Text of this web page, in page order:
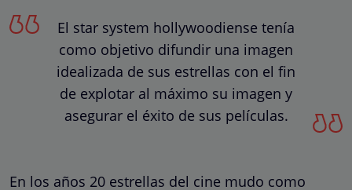
El star system hollywoodiense tenía
como objetivo difundir una imagen
idealizada de sus estrellas con el fin
de explotar al máximo su imagen y
asegurar el éxito de sus películas.
En los años 20 estrellas del cine mudo como